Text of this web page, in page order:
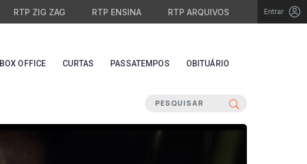
RTP ZIG ZAG RTP ENSINA RTP ARQUIVOS Entrar
BOX OFFICE CURTAS PASSATEMPOS OBITUÁRIO